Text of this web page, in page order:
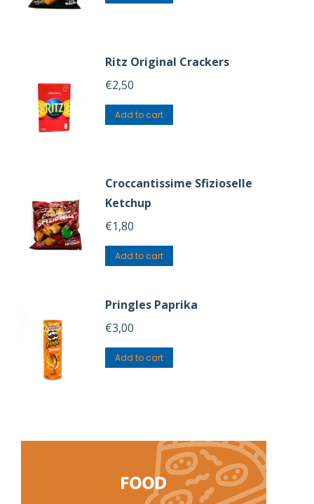
Ritz Original Crackers
€2,50
Add to cart
Croccantissime Sfizioselle
Ketchup
€1,80
Add to cart
Pringles Paprika
€3,00
Add to cart